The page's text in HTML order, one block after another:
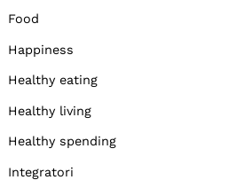
Food
Happiness
Healthy eating
Healthy living
Healthy spending
Integratori